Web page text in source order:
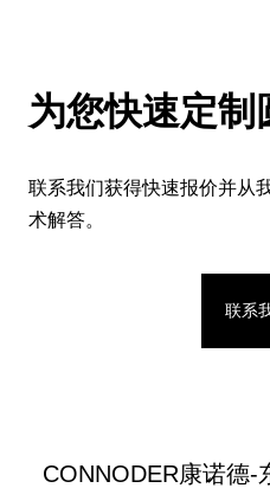
为您快速定制
联系我们获得快速报价并从
术解答。
联系
CONNODER康诺德-